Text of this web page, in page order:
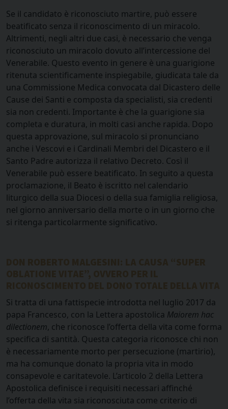
Se il candidato è riconosciuto martire, può essere
beatificato senza il riconoscimento di un miracolo.
Altrimenti, negli altri due casi, è necessario che venga
riconosciuto un miracolo dovuto all’intercessione del
Venerabile. Questo evento in genere è una guarigione
ritenuta scientificamente inspiegabile, giudicata tale da
una Commissione Medica convocata dal Dicastero delle
Cause dei Santi e composta da specialisti, sia credenti
sia non credenti. Importante è che la guarigione sia
completa e duratura, in molti casi anche rapida. Dopo
questa approvazione, sul miracolo si pronunciano
anche i Vescovi e i Cardinali Membri del Dicastero e il
Santo Padre autorizza il relativo Decreto. Così il
Venerabile può essere beatificato. In seguito a questa
proclamazione, il Beato è iscritto nel calendario
liturgico della sua Diocesi o della sua famiglia religiosa,
nel giorno anniversario della morte o in un giorno che
si ritenga particolarmente significativo.
Si tratta di una fattispecie introdotta nel luglio 2017 da
papa Francesco, con la Lettera apostolica Maiorem hac
dilectionem, che riconosce l’offerta della vita come forma
specifica di santità. Questa categoria riconosce chi non
è necessariamente morto per persecuzione (martirio),
ma ha comunque donato la propria vita in modo
consapevole e caritatevole. L’articolo 2 della Lettera
Apostolica definisce i requisiti necessari affinché
l’offerta della vita sia riconosciuta come criterio di